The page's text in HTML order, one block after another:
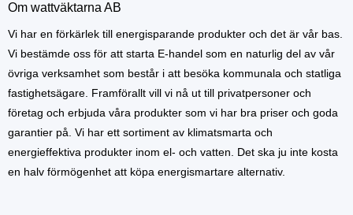
Om wattväktarna AB
Vi har en förkärlek till energisparande produkter och det är vår bas.
Vi bestämde oss för att starta E-handel som en naturlig del av vår
övriga verksamhet som består i att besöka kommunala och statliga
fastighetsägare. Framförallt vill vi nå ut till privatpersoner och
företag och erbjuda våra produkter som vi har bra priser och goda
garantier på. Vi har ett sortiment av klimatsmarta och
energieffektiva produkter inom el- och vatten. Det ska ju inte kosta
en halv förmögenhet att köpa energismartare alternativ.